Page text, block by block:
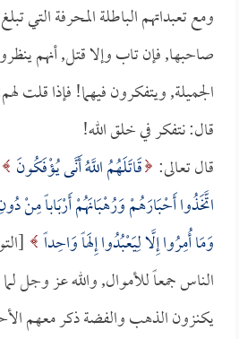
ومع تعبداتهم الباطلة المحرفة التي
صاحبها, فإن تاب وإلا قتل, أنهم
الجميلة, ويتفكرون فيهما! فإذا
قال: نتفكر في خلق الله!
قال تعالى: قَاتَلَهُمُ اللَّهُ أَنَّى يُؤْفَكُونَ
اتَّخَذُوا أَحْبَارَهُمْ وَرُهْبَانَهُمْ أَرْبَاباً مِنْ
وَمَا أُمِرُوا إِلَّا لِيَعْبُدُوا إِلَهاً وَاحِداً
الناس جمعاً للأموال, والله عز وجل
يكنزون الذهب والفضة ذكر معهم